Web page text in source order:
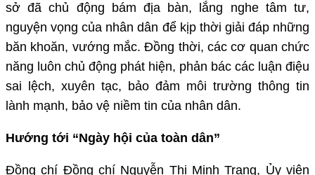
sở đã chủ động bám địa bàn, lắng nghe tâm tư,
nguyện vọng của nhân dân để kịp thời giải đáp những
băn khoăn, vướng mắc. Đồng thời, các cơ quan chức
năng luôn chủ động phát hiện, phản bác các luận điệu
sai lệch, xuyên tạc, bảo đảm môi trường thông tin
lành mạnh, bảo vệ niềm tin của nhân dân.
Hướng tới “Ngày hội của toàn dân”
Đồng chí Đồng chí Nguyễn Thị Minh Trang, Ủy viên